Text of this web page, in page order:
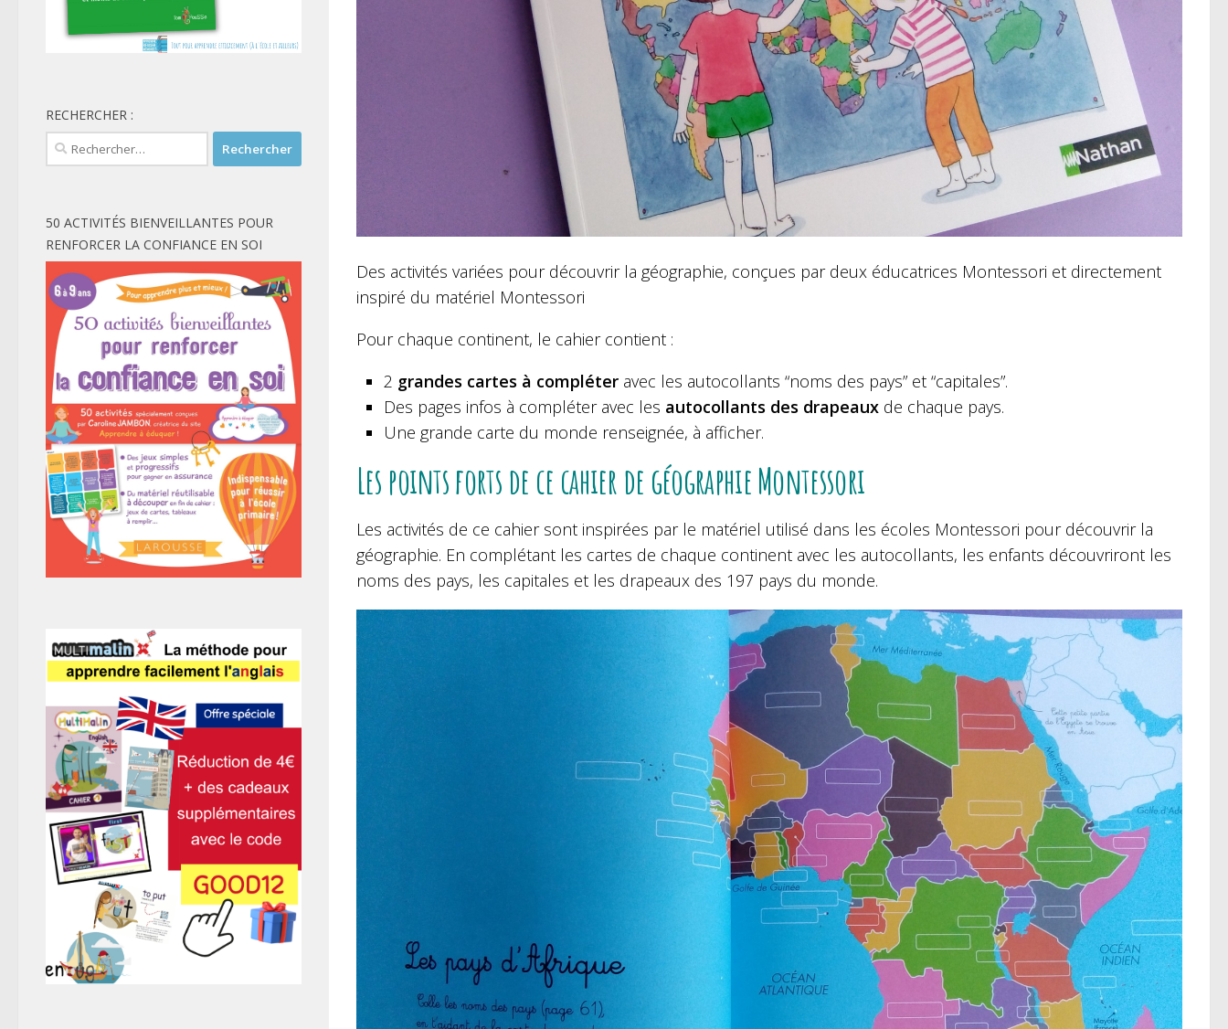
Des activités variées pour découvrir la géographie, conçues par deux éducatrices Montessori et directement
inspiré du matériel Montessori
Pour chaque continent, le cahier contient :
2 grandes cartes à compléter avec les autocollants “noms des pays” et “capitales”.
Des pages infos à compléter avec les autocollants des drapeaux de chaque pays.
Une grande carte du monde renseignée, à afficher.
Les points forts de ce cahier de géographie Montessori
Les activités de ce cahier sont inspirées par le matériel utilisé dans les écoles Montessori pour découvrir la
géographie. En complétant les cartes de chaque continent avec les autocollants, les enfants découvriront les
noms des pays, les capitales et les drapeaux des 197 pays du monde.
RECHERCHER :
Rechercher :
50 ACTIVITÉS BIENVEILLANTES POUR
RENFORCER LA CONFIANCE EN SOI